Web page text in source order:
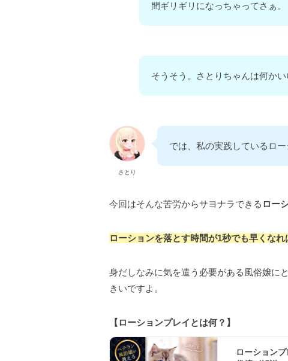
間ギリギリになっちゃってさぁ。
そうそう。さとりちゃんは何か
さとり
では、私の実践しているロ
今回はそんな苦労からサヨナラできる ロー
ローションを落とす時間が1秒でも早くな
身だしなみに気を遣う必要がある風俗嬢に
きいですよ。
【ローションプレイとは何？】
ローション